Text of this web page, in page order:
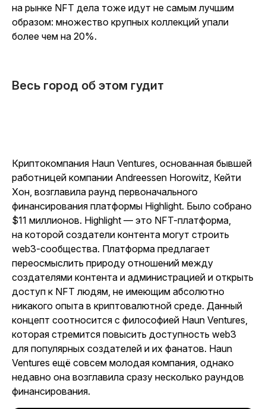
на рынке NFT дела тоже идут не самым лучшим
образом: множество крупных коллекций упали
более чем на 20%.
Весь город об этом гудит
Криптокомпания Haun Ventures, основанная бывшей
работницей компании Andreessen Horowitz, Кейти
Хон, возглавила раунд первоначального
финансирования платформы Highlight. Было собрано
$11 миллионов. Highlight — это NFT-платформа,
на которой создатели контента могут строить
web3-сообщества. Платформа предлагает
переосмыслить природу отношений между
создателями контента и администрацией и открыть
доступ к NFT людям, не имеющим абсолютно
никакого опыта в криптовалютной среде. Данный
концепт соотносится с философией Haun Ventures,
которая стремится повысить доступность web3
для популярных создателей и их фанатов. Haun
Ventures ещё совсем молодая компания, однако
недавно она возглавила сразу несколько раундов
финансирования.